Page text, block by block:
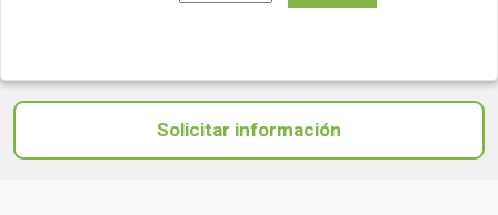
Solicitar información